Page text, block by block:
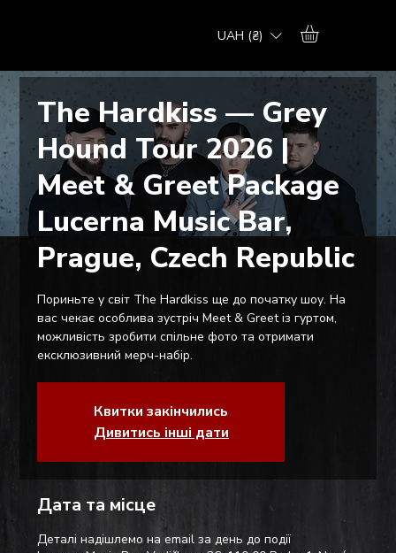
UAH (₴)
The Hardkiss — Grey
Hound Tour 2026 |
Meet & Greet Package
Lucerna Music Bar,
Prague, Czech Republic
Пориньте у світ The Hardkiss ще до початку шоу. На
вас чекає особлива зустріч Meet & Greet із гуртом,
можливість зробити спільне фото та отримати
ексклюзивний мерч-набір.
Квитки закінчились
Дивитись інші дати
Дата та місце
Деталі надішлемо на email за день до події